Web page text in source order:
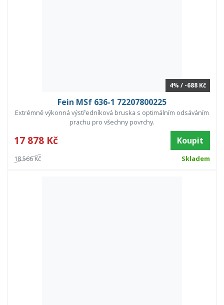
4% / -688 Kč
Fein MSf 636-1 72207800225
Extrémně výkonná výstředníková bruska s optimálním odsáváním
prachu pro všechny povrchy.
17 878 Kč Koupit
18 566 Kč Skladem